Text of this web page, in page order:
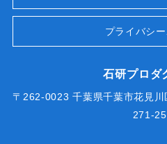
プライバシ
石研プロダ
〒262-0023 千葉県千葉市花見
271-